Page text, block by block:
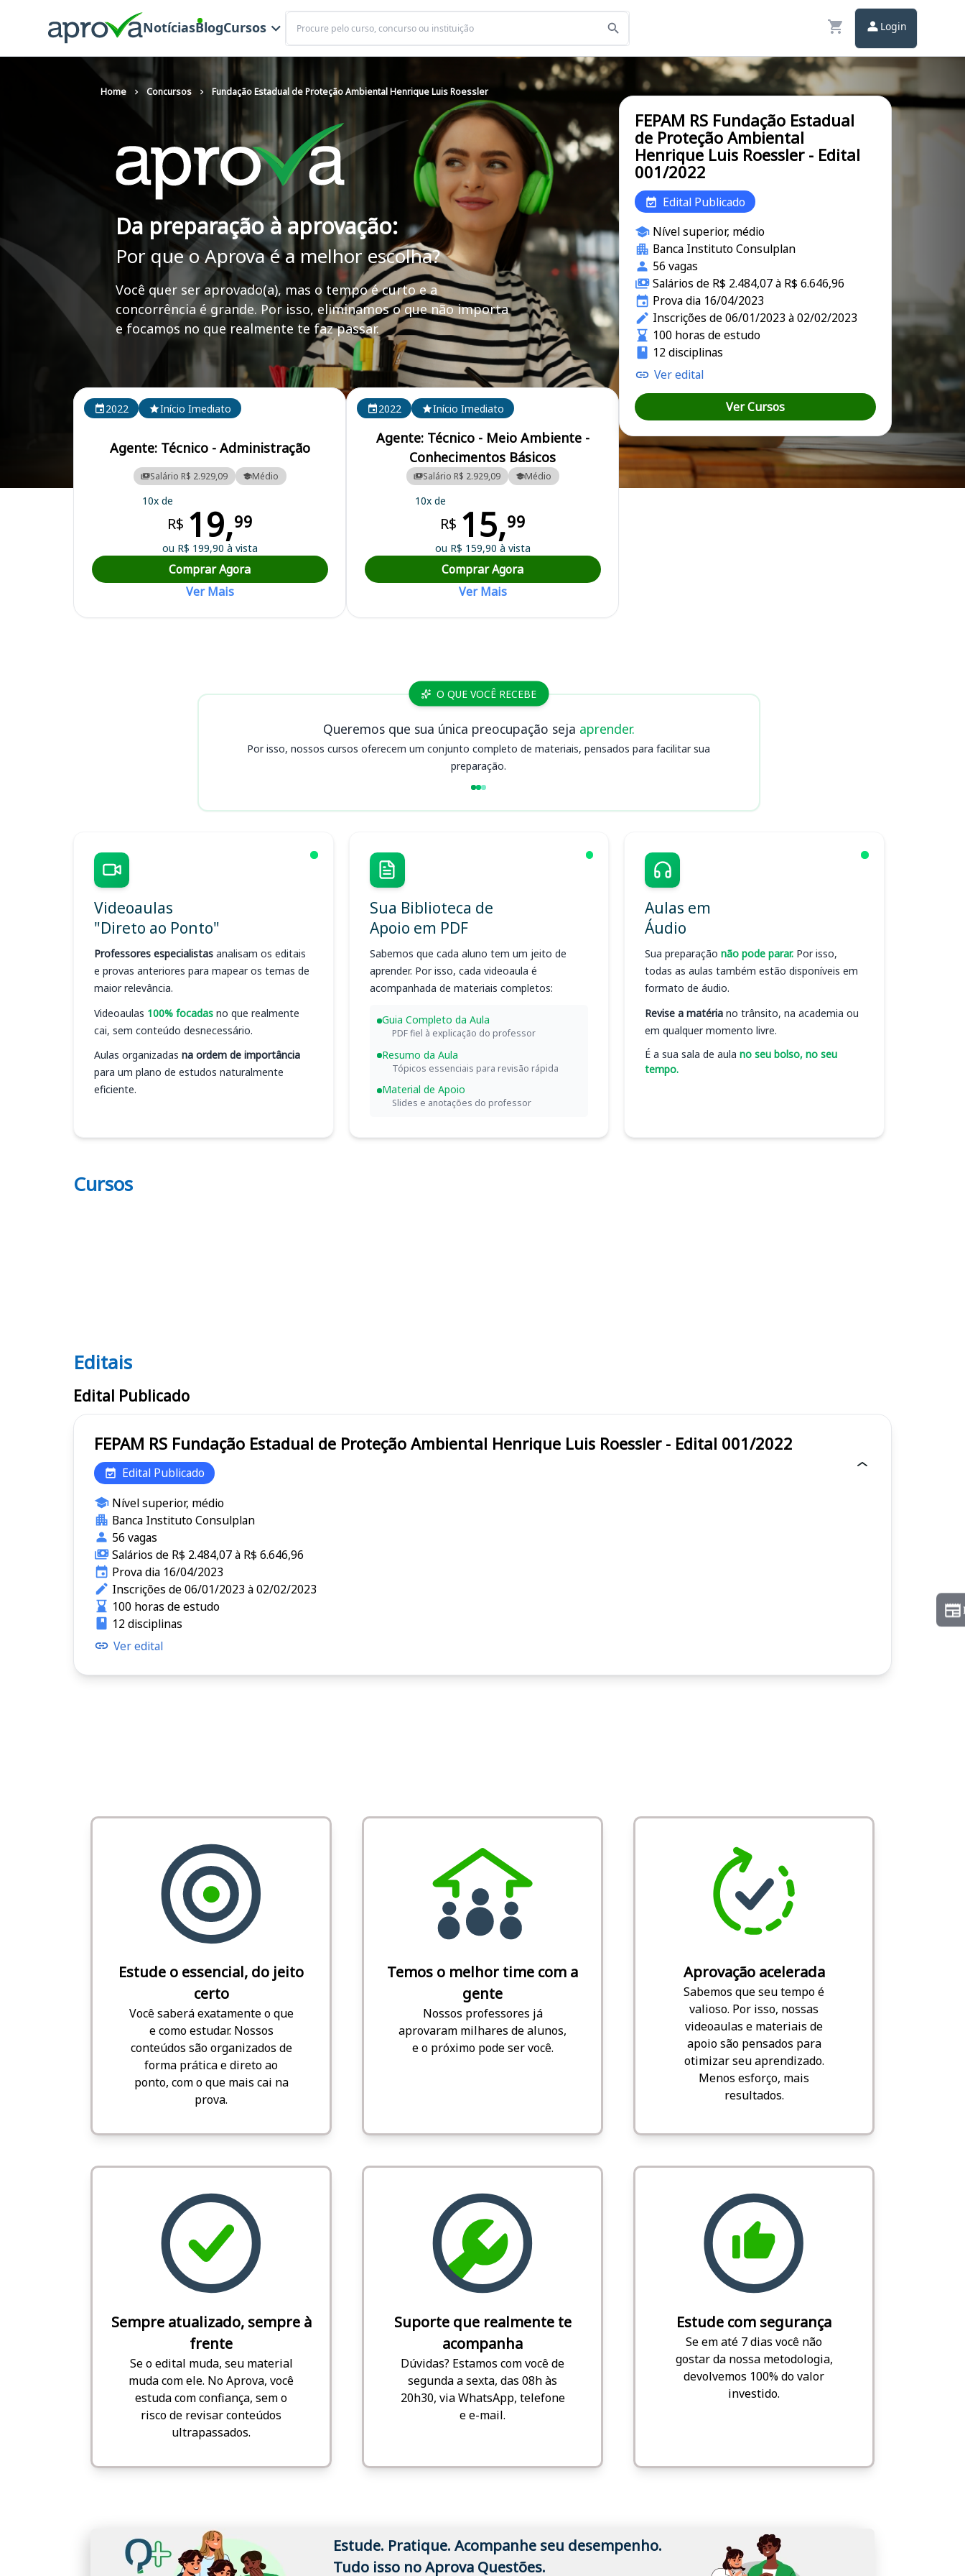
NotíciasBlogCursos
Buscar
Login
Home Concursos Fundação Estadual de Proteção Ambiental Henrique Luis Roessler
Da preparação à aprovação:
Por que o Aprova é a melhor escolha?
Você quer ser aprovado(a), mas o tempo é curto e a
concorrência é grande. Por isso, eliminamos o que não importa
e focamos no que realmente te faz passar.
Curso Preparatório para o Concurso FEPAM RS - Fundação Estadual de Proteção Ambiental Henrique Luis Roessler
Cursos em destaque para passar no concurso FEPAM RS
2022
Início Imediato
Agente: Técnico - Administração
Salário R$ 2.929,09 Médio
10x de
R$ 19,99
ou R$ 199,90 à vista
Comprar Agora
Ver Mais
2022 Início Imediato
Agente: Técnico - Meio Ambiente -
Conhecimentos Básicos
Salário R$ 2.929,09 Médio
10x de
R$ 15,99
ou R$ 159,90 à vista
Comprar Agora
Ver Mais
FEPAM RS Fundação Estadual
de Proteção Ambiental
Henrique Luis Roessler - Edital
001/2022
Edital Publicado
Nível superior, médio
Banca Instituto Consulplan
56 vagas
Salários de R$ 2.484,07 à R$ 6.646,96
Prova dia 16/04/2023
Inscrições de 06/01/2023 à 02/02/2023
100 horas de estudo
12 disciplinas
Ver edital
Ver Cursos
Cursos FEPAM RS O QUE VOCÊ RECEBE
Queremos que sua única preocupação seja aprender.
Por isso, nossos cursos oferecem um conjunto completo de materiais, pensados para facilitar sua
preparação.
Videoaulas
"Direto ao Ponto"
Professores especialistas analisam os editais
e provas anteriores para mapear os temas de
maior relevância.
Videoaulas 100% focadas no que realmente
cai, sem conteúdo desnecessário.
Aulas organizadas na ordem de importância
para um plano de estudos naturalmente
eficiente.
Sua Biblioteca de
Apoio em PDF
Sabemos que cada aluno tem um jeito de
aprender. Por isso, cada videoaula é
acompanhada de materiais completos:
Guia Completo da Aula
PDF fiel à explicação do professor
Resumo da Aula
Tópicos essenciais para revisão rápida
Material de Apoio
Slides e anotações do professor
Aulas em
Áudio
Sua preparação não pode parar. Por isso,
todas as aulas também estão disponíveis em
formato de áudio.
Revise a matéria no trânsito, na academia ou
em qualquer momento livre.
É a sua sala de aula no seu bolso, no seu
tempo.
Cursos
Editais FEPAM RS
Editais
Edital Publicado
FEPAM RS Fundação Estadual de Proteção Ambiental Henrique Luis Roessler - Edital 001/2022
Edital Publicado
Nível superior, médio
Banca Instituto Consulplan
56 vagas
Salários de R$ 2.484,07 à R$ 6.646,96
Prova dia 16/04/2023
Inscrições de 06/01/2023 à 02/02/2023
100 horas de estudo
12 disciplinas
Ver edital
Estude o essencial, do jeito
certo
Você saberá exatamente o que
e como estudar. Nossos
conteúdos são organizados de
forma prática e direto ao
ponto, com o que mais cai na
prova.
Temos o melhor time com a
gente
Nossos professores já
aprovaram milhares de alunos,
e o próximo pode ser você.
Aprovação acelerada
Sabemos que seu tempo é
valioso. Por isso, nossas
videoaulas e materiais de
apoio são pensados para
otimizar seu aprendizado.
Menos esforço, mais
resultados.
Sempre atualizado, sempre à
frente
Se o edital muda, seu material
muda com ele. No Aprova, você
estuda com confiança, sem o
risco de revisar conteúdos
ultrapassados.
Suporte que realmente te
acompanha
Dúvidas? Estamos com você de
segunda a sexta, das 08h às
20h30, via WhatsApp, telefone
e e-mail.
Estude com segurança
Se em até 7 dias você não
gostar da nossa metodologia,
devolvemos 100% do valor
investido.
Estude. Pratique. Acompanhe seu desempenho.
Tudo isso no Aprova Questões.